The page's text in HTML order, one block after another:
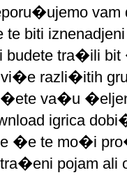
vam
biti
budete tra�ili bit
razli�itih
va�u
igrica
�e te mo�i
pojam ali